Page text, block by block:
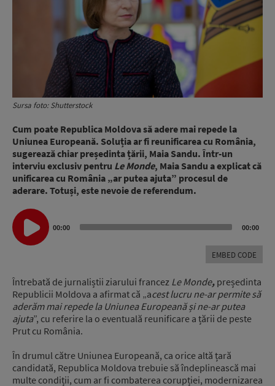
Sursa foto: Shutterstock
Cum poate Republica Moldova să adere mai repede la
Uniunea Europeană. Soluția ar fi reunificarea cu România,
sugerează chiar președinta țării, Maia Sandu. Într-un
interviu exclusiv pentru Le Monde, Maia Sandu a explicat că
unificarea cu România „ar putea ajuta” procesul de
aderare. Totuși, este nevoie de referendum.
Audio
Player
00:00 00:00
EMBED CODE
Întrebată de jurnaliștii ziarului francez Le Monde, președinta
Republicii Moldova a afirmat că „acest lucru ne-ar permite să
aderăm mai repede la Uniunea Europeană și ne-ar putea
ajuta”, cu referire la o eventuală reunificare a țării de peste
Prut cu România.
În drumul către Uniunea Europeană, ca orice altă țară
candidată, Republica Moldova trebuie să îndeplinească mai
multe condiții, cum ar fi combaterea corupției, modernizarea